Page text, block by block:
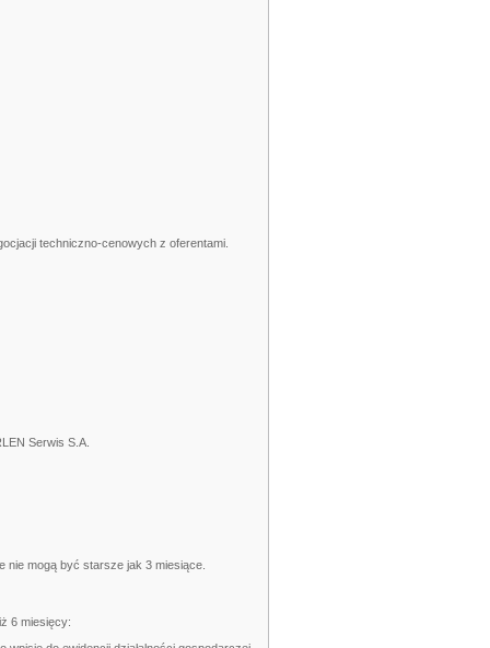
techniczno-cenowych z oferentami.
Serwis S.A.
nie mogą być starsze jak 3 miesiące.
6 miesięcy: